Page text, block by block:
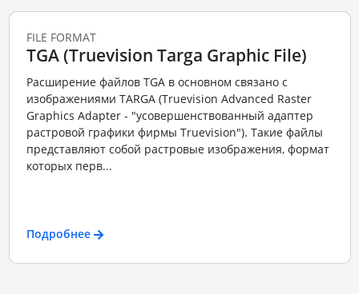
FILE FORMAT
TGA (Truevision Targa Graphic File)
Расширение файлов TGA в основном связано с
изображениями TARGA (Truevision Advanced Raster
Graphics Adapter - "усовершенствованный адаптер
растровой графики фирмы Truevision"). Такие файлы
представляют собой растровые изображения, формат
которых перв...
Подробнее